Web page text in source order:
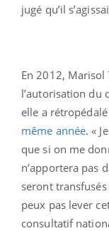
jugé qu’il
En 2012, Marisol
l’autorisation du
elle a
même année. «
que si on me
n’apportera pas
seront
peux pas lever
consultatif